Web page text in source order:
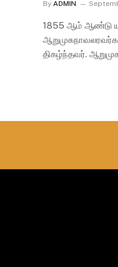
By ADMIN
1855 ஆம் ஆண்டு
திகழ்ந்தவர்.